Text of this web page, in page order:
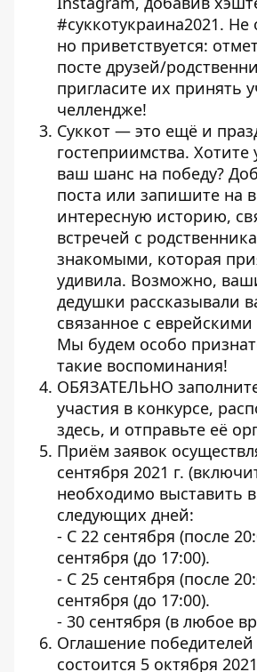
#суккотукраина2021. Не
но приветствуется:
посте друзей/
пригласите их принять
челлендже!
Суккот — это ещё и
гостеприимства. Хотите
ваш шанс на победу?
поста или запишите на
интересную историю,
встречей с
знакомыми, которая
удивила. Возможно,
дедушки рассказывали
связанное с
Мы будем особо
такие воспоминания!
ОБЯЗАТЕЛЬНО
участия в конкурсе,
здесь, и отправьте её
Приём заявок
сентября 2021 г.
необходимо выставить
следующих дней:
- С 22 сентября (после
сентября (до 17:00).
- С 25 сентября (после
сентября (до 17:00).
- 30 сентября (в любое
Оглашение победителей
состоится 5 октября